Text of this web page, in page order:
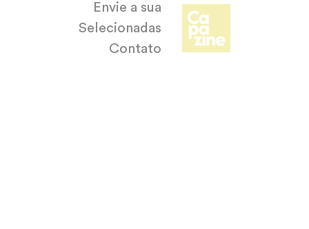
Envie a sua
Selecionadas
Contato